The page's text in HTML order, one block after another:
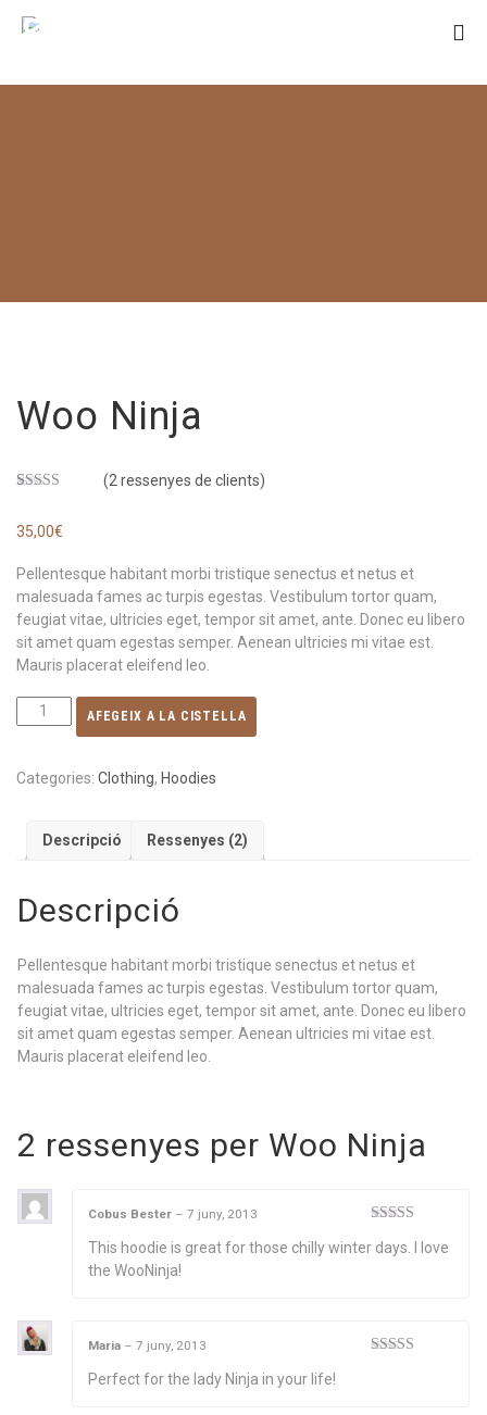
Woo Ninja
5 en funció
valoracions
de clients
(2 ressenyes de clients)
35,00€
Pellentesque habitant morbi tristique senectus et netus et
malesuada fames ac turpis egestas. Vestibulum tortor quam,
feugiat vitae, ultricies eget, tempor sit amet, ante. Donec eu libero
sit amet quam egestas semper. Aenean ultricies mi vitae est.
Mauris placerat eleifend leo.
AFEGEIX A LA CISTELLA
Categories: Clothing, Hoodies
Descripció Ressenyes (2)
Descripció
Pellentesque habitant morbi tristique senectus et netus et
malesuada fames ac turpis egestas. Vestibulum tortor quam,
feugiat vitae, ultricies eget, tempor sit amet, ante. Donec eu libero
sit amet quam egestas semper. Aenean ultricies mi vitae est.
Mauris placerat eleifend leo.
2 ressenyes per Woo Ninja
5de 5
Cobus Bester – 7 juny, 2013
This hoodie is great for those chilly winter days. I love
the WooNinja!
Maria – 7 juny, 2013
Perfect for the lady Ninja in your life!